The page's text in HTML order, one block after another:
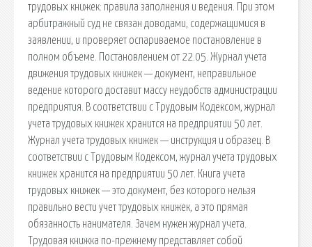
трудовых книжек: правила заполнения и ведения. При этом
арбитражный суд не связан доводами, содержащимися в
заявлении, и проверяет оспариваемое постановление в
полном объеме. Постановлением от 22.05. Журнал учета
движения трудовых книжек — документ, неправильное
ведение которого доставит массу неудобств администрации
предприятия. В соответствии с Трудовым Кодексом, журнал
учета трудовых книжек хранится на предприятии 50 лет.
Журнал учета трудовых книжек — инструкция и образец. В
соответствии с Трудовым Кодексом, журнал учета трудовых
книжек хранится на предприятии 50 лет. Книга учета
трудовых книжек — это документ, без которого нельзя
правильно вести учет трудовых книжек, а это прямая
обязанность нанимателя. Зачем нужен журнал учета.
Трудовая книжка по-прежнему представляет собой